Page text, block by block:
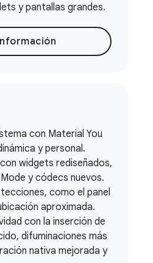
y pantallas grandes.
con Material You
y personal.
widgets rediseñados,
y códecs nuevos.
como el panel
aproximada.
con la inserción de
difuminaciones más
nativa mejorada y